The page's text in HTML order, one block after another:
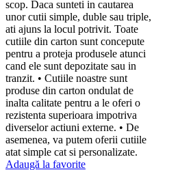
scop. Daca sunteti in cautarea
unor cutii simple, duble sau triple,
ati ajuns la locul potrivit. Toate
cutiile din carton sunt concepute
pentru a proteja produsele atunci
cand ele sunt depozitate sau in
tranzit. • Cutiile noastre sunt
produse din carton ondulat de
inalta calitate pentru a le oferi o
rezistenta superioara impotriva
diverselor actiuni externe. • De
asemenea, va putem oferii cutiile
atat simple cat si personalizate.
Adaugă la favorite